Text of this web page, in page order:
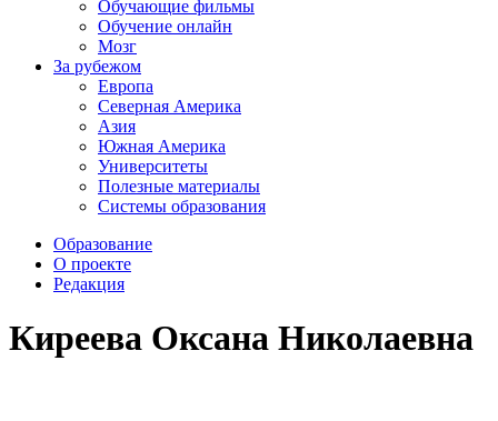
Обучающие фильмы
Обучение онлайн
Мозг
За рубежом
Европа
Северная Америка
Азия
Южная Америка
Университеты
Полезные материалы
Системы образования
Образование
О проекте
Редакция
Киреева Оксана Николаевна